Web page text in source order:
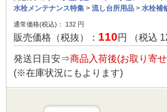
水栓メンテナンス特集 > 流し台所用品 > 水栓補
通常価格(税込)： 132 円
販売価格（税抜）： 110円 （税込
発送日目安⇒商品入荷後(お取り寄
(※在庫状況にもよります)